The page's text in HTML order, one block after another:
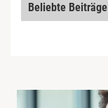
Beliebte Beiträge